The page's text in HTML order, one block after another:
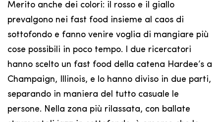
Merito anche dei colori: il rosso e il giallo
prevalgono nei fast food insieme al caos di
sottofondo e fanno venire voglia di mangiare più
cose possibili in poco tempo. I due ricercatori
hanno scelto un fast food della catena Hardee’s a
Champaign, Illinois, e lo hanno diviso in due parti,
separando in maniera del tutto casuale le
persone. Nella zona più rilassata, con ballate